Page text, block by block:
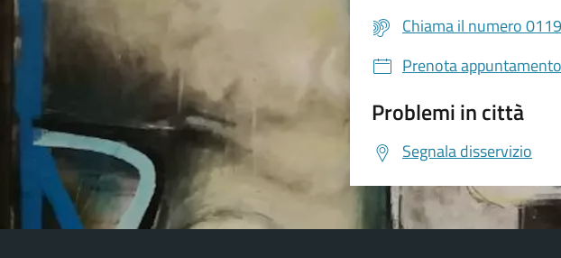
Chiama il numero
Prenota appuntamento
Problemi in città
Segnala disservizio